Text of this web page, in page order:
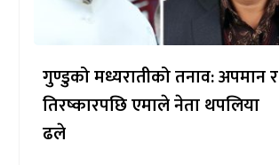
गुण्डुको मध्यरातीको तनाव: अपमान र
तिरष्कारपछि एमाले नेता थपलिया
ढले